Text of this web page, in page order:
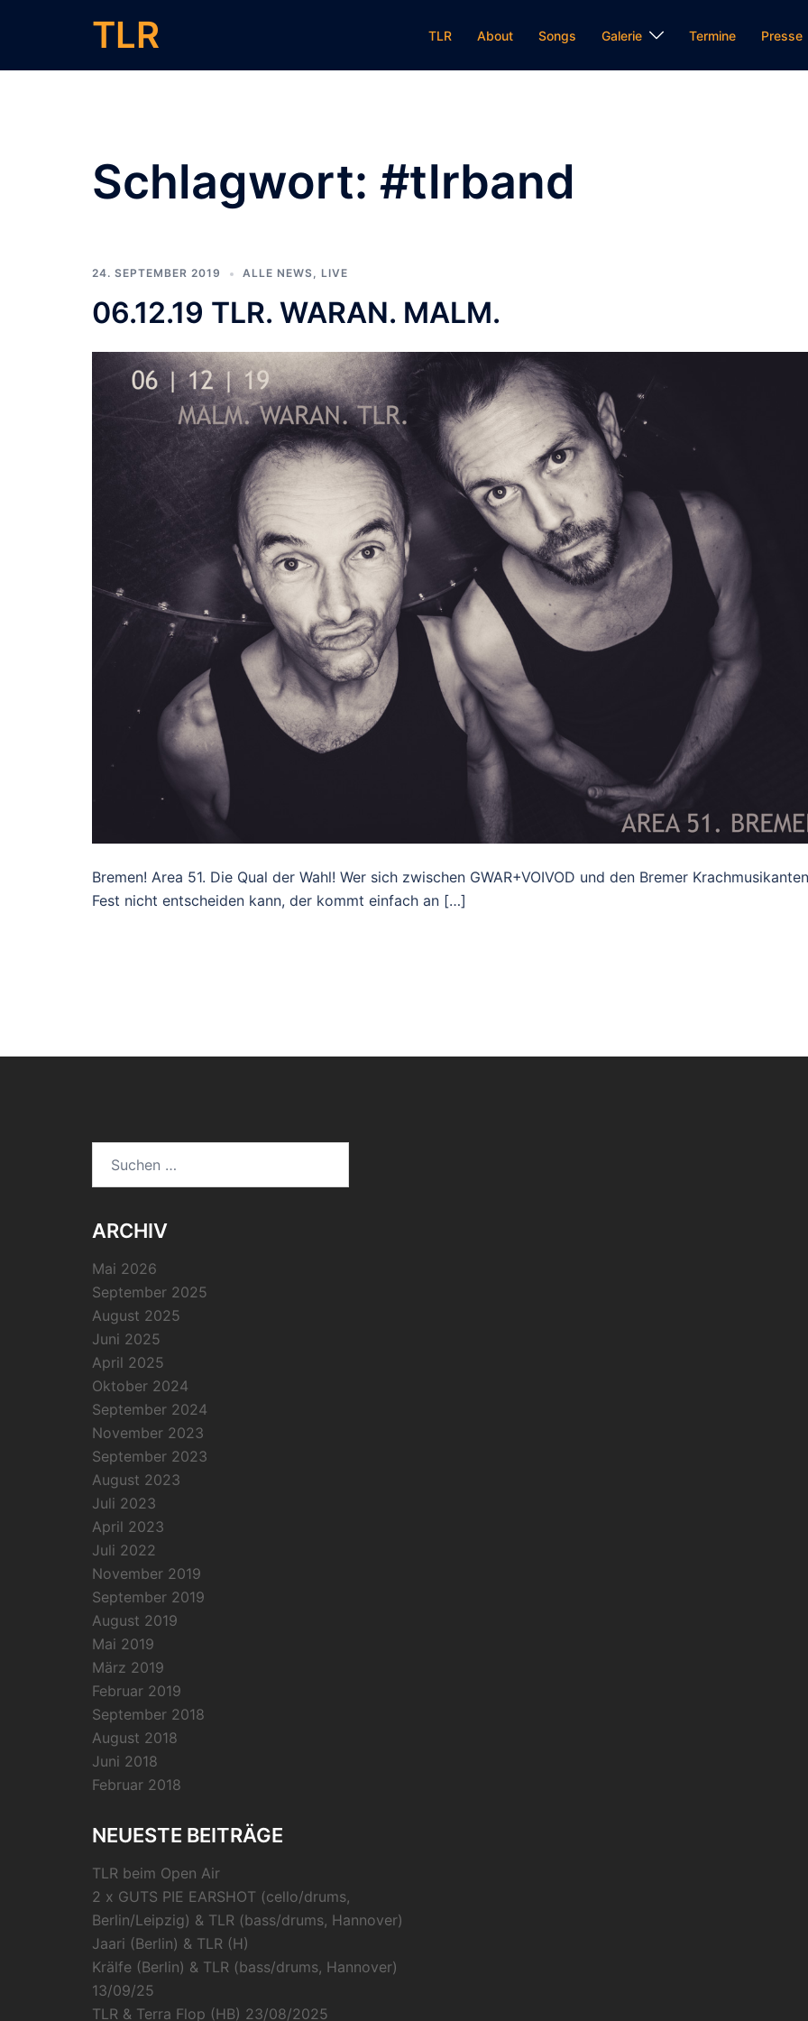
TLR TLR About Songs Galerie Termine Presse
Schlagwort: #tlrband
24. SEPTEMBER 2019 ALLE NEWS, LIVE
06.12.19 TLR. WARAN. MALM.
Bremen! Area 51. Die Qual der Wahl! Wer sich zwischen GWAR+VOIVOD und den Bremer Krachmusikanten
Fest nicht entscheiden kann, der kommt einfach an […]
ARCHIV
Mai 2026
September 2025
August 2025
Juni 2025
April 2025
Oktober 2024
September 2024
November 2023
September 2023
August 2023
Juli 2023
April 2023
Juli 2022
November 2019
September 2019
August 2019
Mai 2019
März 2019
Februar 2019
September 2018
August 2018
Juni 2018
Februar 2018
NEUESTE BEITRÄGE
TLR beim Open Air
2 x GUTS PIE EARSHOT (cello/drums,
Berlin/Leipzig) & TLR (bass/drums, Hannover)
Jaari (Berlin) & TLR (H)
Krälfe (Berlin) & TLR (bass/drums, Hannover)
13/09/25
TLR & Terra Flop (HB) 23/08/2025